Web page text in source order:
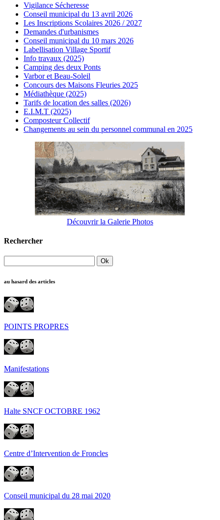
Vigilance Sécheresse
Conseil municipal du 13 avril 2026
Les Inscriptions Scolaires 2026 / 2027
Demandes d'urbanismes
Conseil municipal du 10 mars 2026
Labellisation Village Sportif
Info travaux (2025)
Camping des deux Ponts
Varbor et Beau-Soleil
Concours des Maisons Fleuries 2025
Médiathèque (2025)
Tarifs de location des salles (2026)
E.I.M.T (2025)
Composteur Collectif
Changements au sein du personnel communal en 2025
Découvrir la Galerie Photos
Rechercher
au hasard des articles
POINTS PROPRES
Manifestations
Halte SNCF OCTOBRE 1962
Centre d’Intervention de Froncles
Conseil municipal du 28 mai 2020